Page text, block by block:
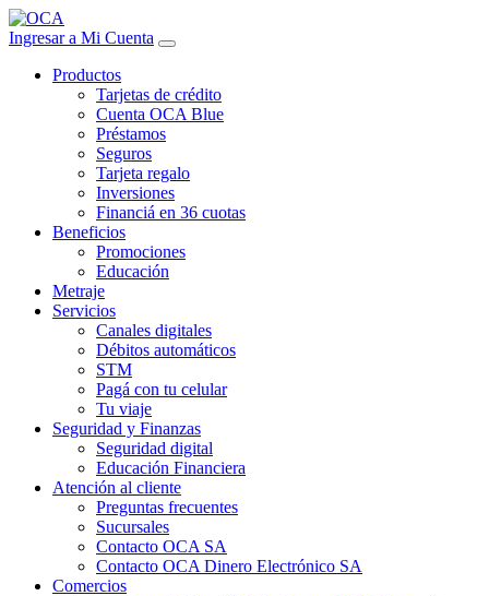
Ingresar a Mi Cuenta
Productos
Tarjetas de crédito
Cuenta OCA Blue
Préstamos
Seguros
Tarjeta regalo
Inversiones
Financiá en 36 cuotas
Beneficios
Promociones
Educación
Metraje
Servicios
Canales digitales
Débitos automáticos
STM
Pagá con tu celular
Tu viaje
Seguridad y Finanzas
Seguridad digital
Educación Financiera
Atención al cliente
Preguntas frecuentes
Sucursales
Contacto OCA SA
Contacto OCA Dinero Electrónico SA
Comercios